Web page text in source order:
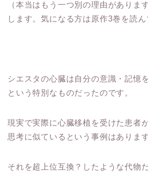
（本当はもう一つ別の理由がありま
します。気になる方は原作3巻を読ん
シエスタの心臓は自分の意識・記憶
という特別なものだったのです。
現実で実際に心臓移植を受けた患者
思考に似ているという事例はありま
それを超上位互換？したような代物